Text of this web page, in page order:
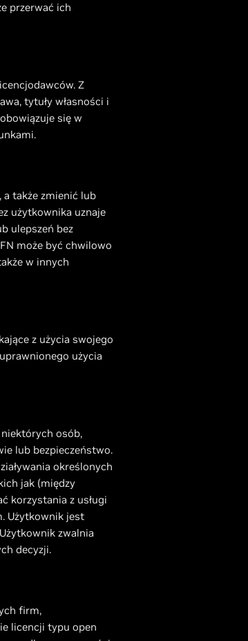
przerwać ich
Z
tytuły własności i
się w
a także zmienić lub
użytkownika uznaje
ulepszeń bez
może być chwilowo
w innych
z użycia swojego
użycia
niektórych osób,
lub bezpieczeństwo.
określonych
jak (między
korzystania z usługi
Użytkownik jest
zwalnia
decyzji.
firm,
licencji typu open